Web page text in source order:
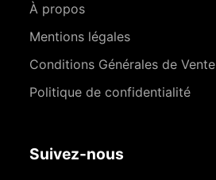
À propos
Mentions légales
Conditions Générales de Vente
Politique de confidentialité
Suivez-nous